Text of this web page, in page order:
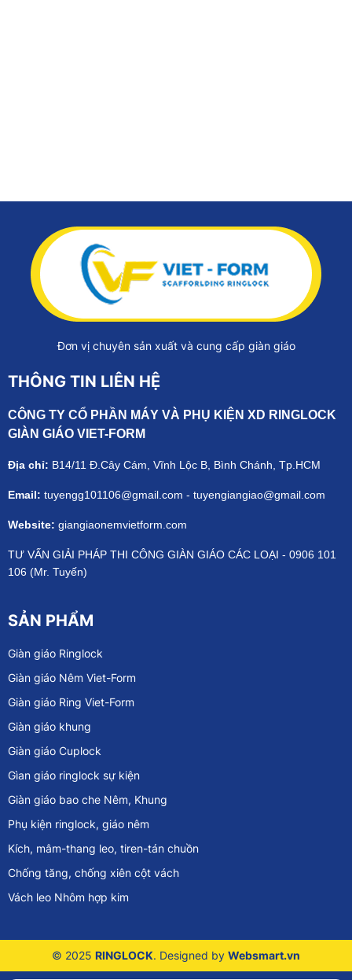
Đơn vị chuyên sản xuất và cung cấp giàn giáo
THÔNG TIN LIÊN HỆ
CÔNG TY CỔ PHẦN MÁY VÀ PHỤ KIỆN XD RINGLOCK
GIÀN GIÁO VIET-FORM
Địa chỉ: B14/11 Đ.Cây Cám, Vĩnh Lộc B, Bình Chánh, Tp.HCM
Email: tuyengg101106@gmail.com - tuyengiangiao@gmail.com
Website: giangiaonemvietform.com
TƯ VẤN GIẢI PHÁP THI CÔNG GIÀN GIÁO CÁC LOẠI - 0906 101
106 (Mr. Tuyến)
SẢN PHẨM
Giàn giáo Ringlock
Giàn giáo Nêm Viet-Form
Giàn giáo Ring Viet-Form
Giàn giáo khung
Giàn giáo Cuplock
Gìan giáo ringlock sự kiện
Giàn giáo bao che Nêm, Khung
Phụ kiện ringlock, giáo nêm
Kích, mâm-thang leo, tiren-tán chuồn
Chống tăng, chống xiên cột vách
Vách leo Nhôm hợp kim
© 2025 RINGLOCK. Designed by Websmart.vn